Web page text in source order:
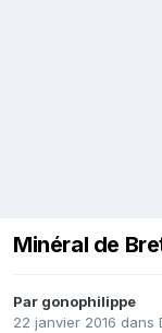
Minéral de
Par gonophilippe
22 janvier 2016 dans